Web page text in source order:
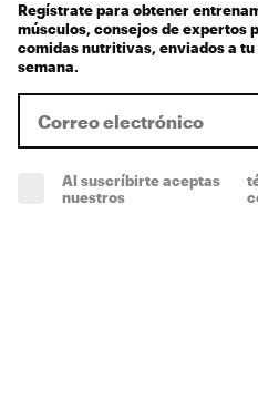
Regístrate para obtener
músculos, consejos de expertos
comidas nutritivas, enviados a
semana.
Al suscríbirte aceptas
nuestros